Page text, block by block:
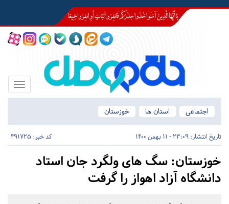
Toggle
اجتماعی
استان ها خوزستان
تاریخ انتشار: 23:09 - 11 بهمن 1400 کد خبر: 491725
خوزستان: سگ های ولگرد جان استاد
دانشگاه آزاد اهواز را گرفت